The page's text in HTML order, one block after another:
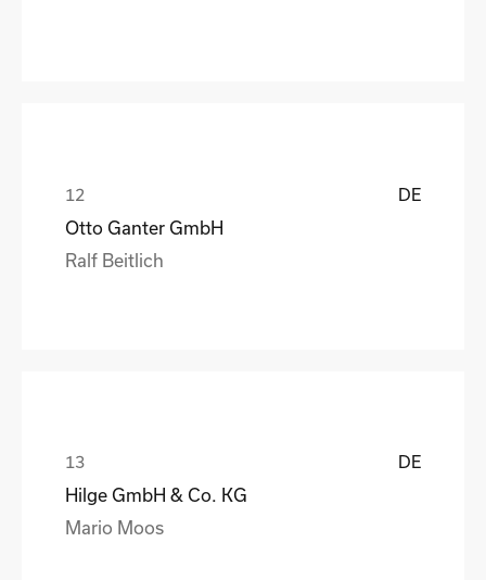
DE
Otto Ganter GmbH
Ralf Beitlich
DE
Hilge GmbH & Co. KG
Mario Moos